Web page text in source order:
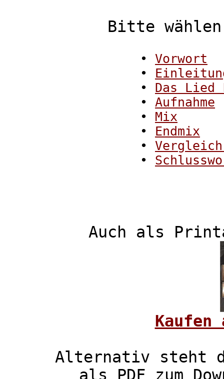
Bitte
• Vorwort
•
• Das Lied
• Aufnahme
• Mix
• Endmix
•
•
Auch als
Kaufen
Alternativ steht
als PDF zum